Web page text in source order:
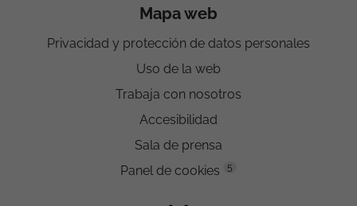
Mapa web
Privacidad y protección de datos personales
Uso de la web
Trabaja con nosotros
Accesibilidad
Sala de prensa
Panel de cookies
5